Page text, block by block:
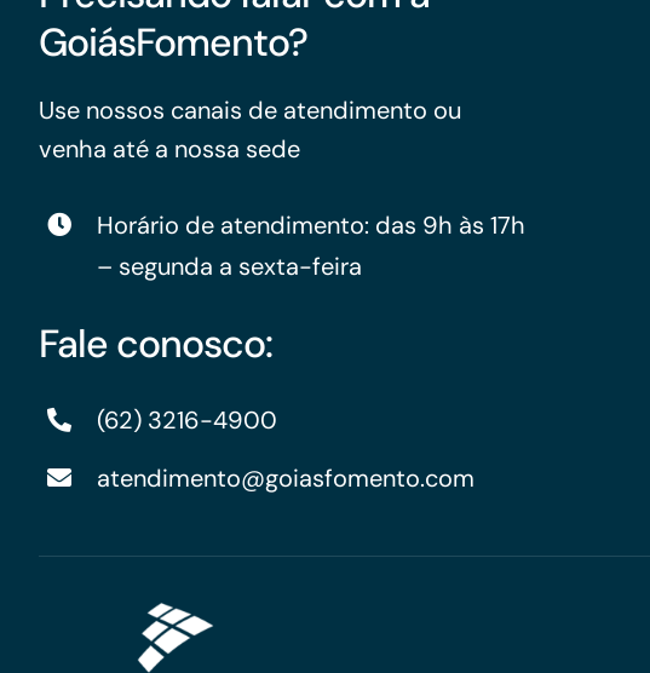
GoiásFomento?
Use nossos canais de atendimento ou
venha até a nossa sede
Horário de atendimento: das 9h às 17h
– segunda a sexta-feira
Fale conosco:
(62) 3216-4900
atendimento@goiasfomento.com